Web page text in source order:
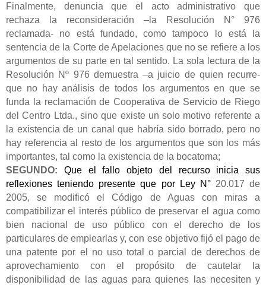
Finalmente, denuncia que el acto administrativo que
rechaza la reconsideración –la Resolución N° 976
reclamada- no está fundado, como tampoco lo está la
sentencia de la Corte de Apelaciones que no se refiere a los
argumentos de su parte en tal sentido. La sola lectura de la
Resolución Nº 976 demuestra –a juicio de quien recurre-
que no hay análisis de todos los argumentos en que se
funda la reclamación de Cooperativa de Servicio de Riego
del Centro Ltda., sino que existe un solo motivo referente a
la existencia de un canal que habría sido borrado, pero no
hay referencia al resto de los argumentos que son los más
importantes, tal como la existencia de la bocatoma;
SEGUNDO: Que el fallo objeto del recurso inicia sus
reflexiones teniendo presente que por Ley N° 20.017 de
2005, se modificó el Código de Aguas con miras a
compatibilizar el interés público de preservar el agua como
bien nacional de uso público con el derecho de los
particulares de emplearlas y, con ese objetivo fijó el pago de
una patente por el no uso total o parcial de derechos de
aprovechamiento con el propósito de cautelar la
disponibilidad de las aguas para quienes las necesiten y